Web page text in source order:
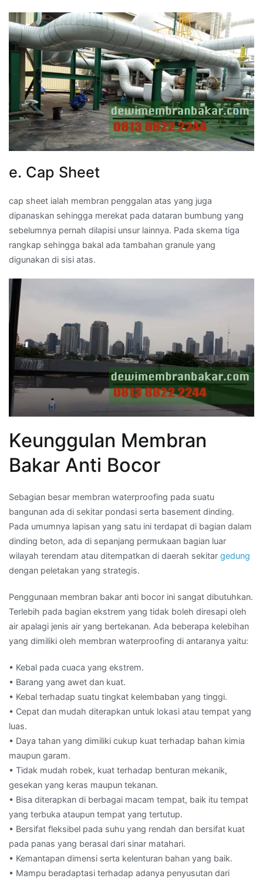
e. Cap Sheet
cap sheet ialah membran penggalan atas yang juga
dipanaskan sehingga merekat pada dataran bumbung yang
sebelumnya pernah dilapisi unsur lainnya. Pada skema tiga
rangkap sehingga bakal ada tambahan granule yang
digunakan di sisi atas.
Keunggulan Membran
Bakar Anti Bocor
Sebagian besar membran waterproofing pada suatu
bangunan ada di sekitar pondasi serta basement dinding.
Pada umumnya lapisan yang satu ini terdapat di bagian dalam
dinding beton, ada di sepanjang permukaan bagian luar
wilayah terendam atau ditempatkan di daerah sekitar gedung
dengan peletakan yang strategis.
Penggunaan membran bakar anti bocor ini sangat dibutuhkan.
Terlebih pada bagian ekstrem yang tidak boleh diresapi oleh
air apalagi jenis air yang bertekanan. Ada beberapa kelebihan
yang dimiliki oleh membran waterproofing di antaranya yaitu:
• Kebal pada cuaca yang ekstrem.
• Barang yang awet dan kuat.
• Kebal terhadap suatu tingkat kelembaban yang tinggi.
• Cepat dan mudah diterapkan untuk lokasi atau tempat yang
luas.
• Daya tahan yang dimiliki cukup kuat terhadap bahan kimia
maupun garam.
• Tidak mudah robek, kuat terhadap benturan mekanik,
gesekan yang keras maupun tekanan.
• Bisa diterapkan di berbagai macam tempat, baik itu tempat
yang terbuka ataupun tempat yang tertutup.
• Bersifat fleksibel pada suhu yang rendah dan bersifat kuat
pada panas yang berasal dari sinar matahari.
• Kemantapan dimensi serta kelenturan bahan yang baik.
• Mampu beradaptasi terhadap adanya penyusutan dari